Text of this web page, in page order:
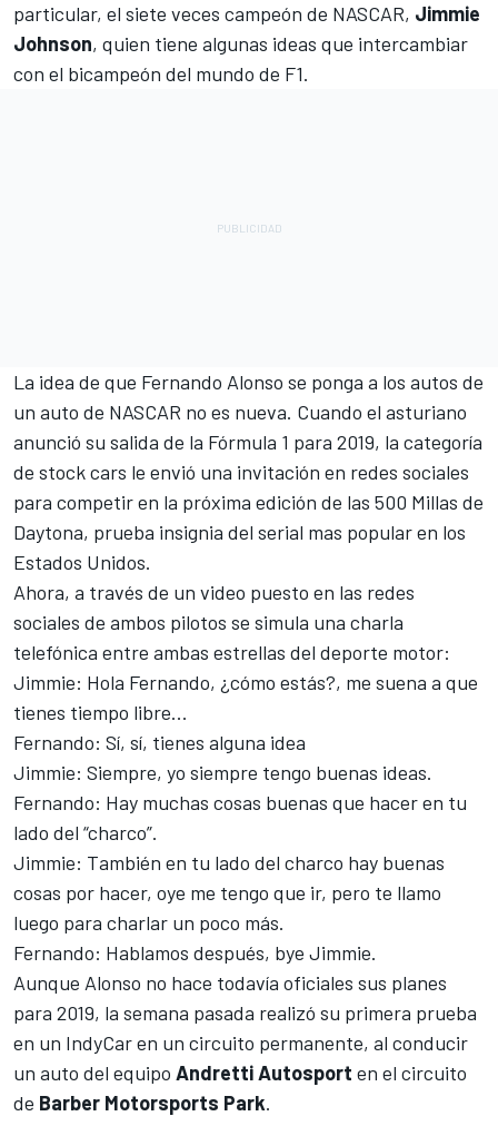
particular, el siete veces campeón de NASCAR, Jimmie
Johnson, quien tiene algunas ideas que intercambiar
con el bicampeón del mundo de F1.
La idea de que Fernando Alonso se ponga a los autos de
un auto de NASCAR no es nueva. Cuando el asturiano
anunció su salida de la Fórmula 1 para 2019, la categoría
de stock cars le envió una invitación en redes sociales
para competir en la próxima edición de las 500 Millas de
Daytona, prueba insignia del serial mas popular en los
Estados Unidos.
Ahora, a través de un video puesto en las redes
sociales de ambos pilotos se simula una charla
telefónica entre ambas estrellas del deporte motor:
Jimmie: Hola Fernando, ¿cómo estás?, me suena a que
tienes tiempo libre...
Fernando: Sí, sí, tienes alguna idea
Jimmie: Siempre, yo siempre tengo buenas ideas.
Fernando: Hay muchas cosas buenas que hacer en tu
lado del “charco”.
Jimmie: También en tu lado del charco hay buenas
cosas por hacer, oye me tengo que ir, pero te llamo
luego para charlar un poco más.
Fernando: Hablamos después, bye Jimmie.
Aunque Alonso no hace todavía oficiales sus planes
para 2019, la semana pasada realizó su primera prueba
en un IndyCar en un circuito permanente, al conducir
un auto del equipo Andretti Autosport en el circuito
de Barber Motorsports Park.